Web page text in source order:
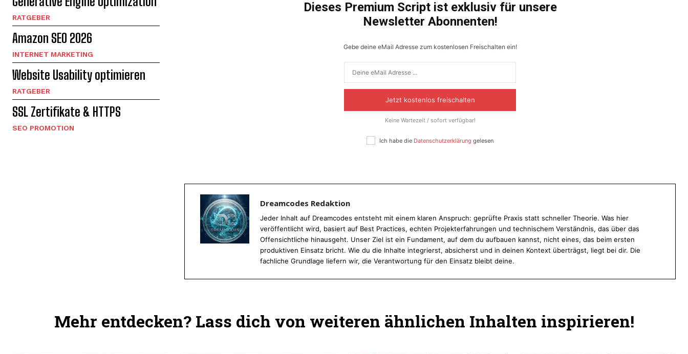
gelesen
RATGEBER
Amazon SEO 2026
INTERNET MARKETING
Website Usability optimieren
RATGEBER
SSL Zertifikate & HTTPS
SEO PROMOTION
Dieses Premium Script ist exklusiv für unsere
Newsletter Abonnenten!
Gebe deine eMail Adresse zum kostenlosen Freischalten ein!
Jetzt kostenlos freischalten
Keine Wartezeit / sofort verfügbar!
Ich habe die Datenschutzerklärung gelesen
Dreamcodes Redaktion
Jeder Inhalt auf Dreamcodes entsteht mit einem klaren Anspruch: geprüfte Praxis statt schneller Theorie. Was hier
veröffentlicht wird, basiert auf Best Practices, echten Projekterfahrungen und technischem Verständnis, das über das
Offensichtliche hinausgeht. Unser Ziel ist ein Fundament, auf dem du aufbauen kannst, nicht eines, das beim ersten
produktiven Einsatz bricht. Wie du die Inhalte integrierst, absicherst und in deinen Kontext überträgst, liegt bei dir. Die
fachliche Grundlage liefern wir, die Verantwortung für den Einsatz bleibt deine.
Mehr entdecken? Lass dich von weiteren ähnlichen Inhalten inspirieren!